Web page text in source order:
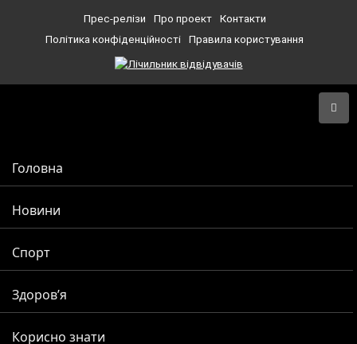
Прес-релізи Про проект
Контакти
Політика конфіденційності
Правила користування
Головна
Новини
Спорт
Здоров’я
Корисно знати